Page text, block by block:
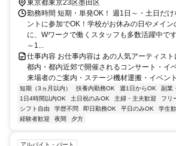
東京都東京23区墨田区
勤務時間 短期・単発OK！ 週1日～・土日だ
ントに参加でOK！学校がお休みの日やメイン
に、Wワークで働くスタッフも多数活躍中で
～1...
仕事内容 お仕事内容は あの人気アーティスト
都内・都内近郊で開催されるコンサート・イ
来場者のご案内・ステージ機材運搬・イベン
短期（3ヵ月以内） 扶養内勤務OK 週1日からOK
副業
1日4時間以内OK
土日祝のみOK 主婦・主夫歓迎 フリ
シフト自由
学歴不問 即日勤務OK 平日のみOK 学生
経験者歓迎
夜間 夕方
アルバイト・パート